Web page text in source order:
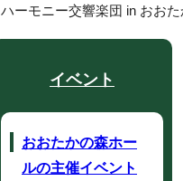
ハーモニー交響楽団 in おおた
イベント
おおたかの森ホー
ルの主催イベント